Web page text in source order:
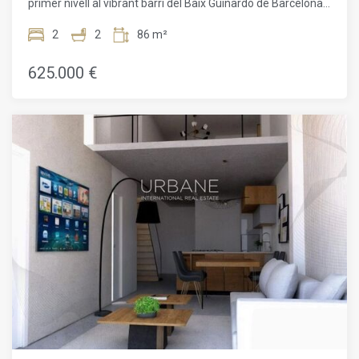
primer nivell al vibrant barri del Baix Guinardó de Barcelona.
Tindràs totes les comoditats d'una gran ciutat a l'abast de la
ubicació és realment immillorable, a només minuts de
l'Hospital de Sant Pau i a un curt passeig de 15 minuts de la
lluminosos i oberts, juntament amb línies netes, creen una
sensació d'amplitud, mentre que les distribucions
intel·ligents asseguren que no es perdi espai. L'edifici en si
mateix és un model d'alta eficiència energètica,
proporcionant un ambient còmode i sostenible.La qualitat
de la construcció i els acabats és evident de dalt a baix.
L'estructura de formigó armat proporciona una base sòlida,
mentre que l'elegant exterior presenta un durador acabat
taloixat. A l'interior, les zones comunes estan pavimentades
amb elegant gres porcellànic, mentre que els espais
habitables presumeixen de bells terres de parquet flotant.
Les cuines i els banys estan acabats amb elegants rajoles
de gres.La teva llar és un veritable santuari. La cuina està
completament equipada amb electrodomèstics d'alta
gamma, incloent una placa d'inducció, forn, nevera i
rentavaixelles, tot complementat amb un elegant taulell de
2 2 86 m²
625.000 €